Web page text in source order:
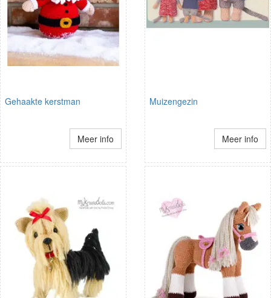
Gehaakte kerstman
Meer info
Muizengezin
Meer info